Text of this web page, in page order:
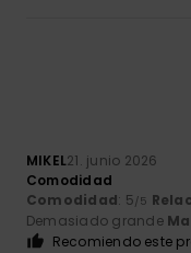
MIKEL21. junio 2026
Comodidad
Comodidad: 5/5
Demasiado grande
Recomiendo este